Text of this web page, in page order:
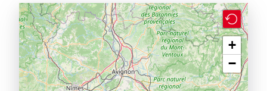
+
−